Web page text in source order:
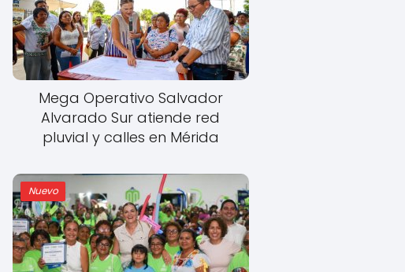
Mega Operativo Salvador
Alvarado Sur atiende red
pluvial y calles en Mérida
Nuevo